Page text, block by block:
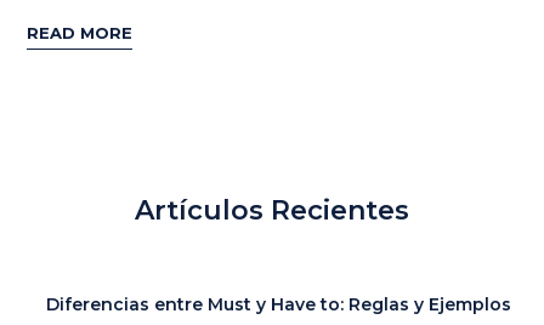
READ MORE
Artículos Recientes
Diferencias entre Must y Have to: Reglas y Ejemplos